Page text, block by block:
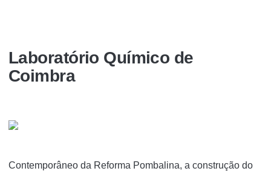
Laboratório Químico de
Coimbra
Contemporâneo da Reforma Pombalina, a construção do